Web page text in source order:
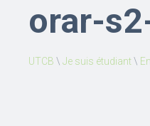
orar-
UTCB \ Je suis étudiant\